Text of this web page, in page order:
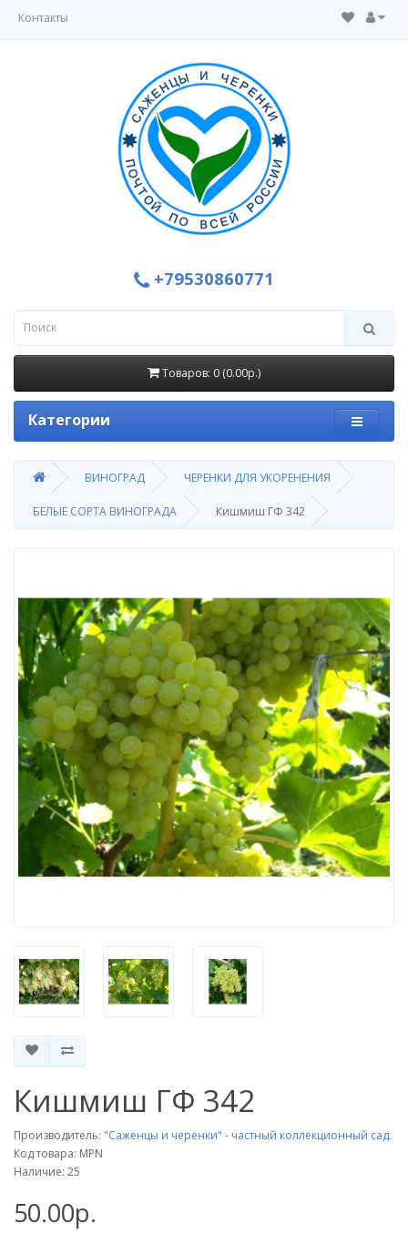
Контакты
+79530860771
Товаров: 0 (0.00р.)
Категории
ВИНОГРАД ЧЕРЕНКИ ДЛЯ УКОРЕНЕНИЯ
БЕЛЫЕ СОРТА ВИНОГРАДА Кишмиш ГФ 342
Кишмиш ГФ 342
Производитель: "Саженцы и черенки" - частный коллекционный сад.
Код товара: MPN
Наличие: 25
50.00р.